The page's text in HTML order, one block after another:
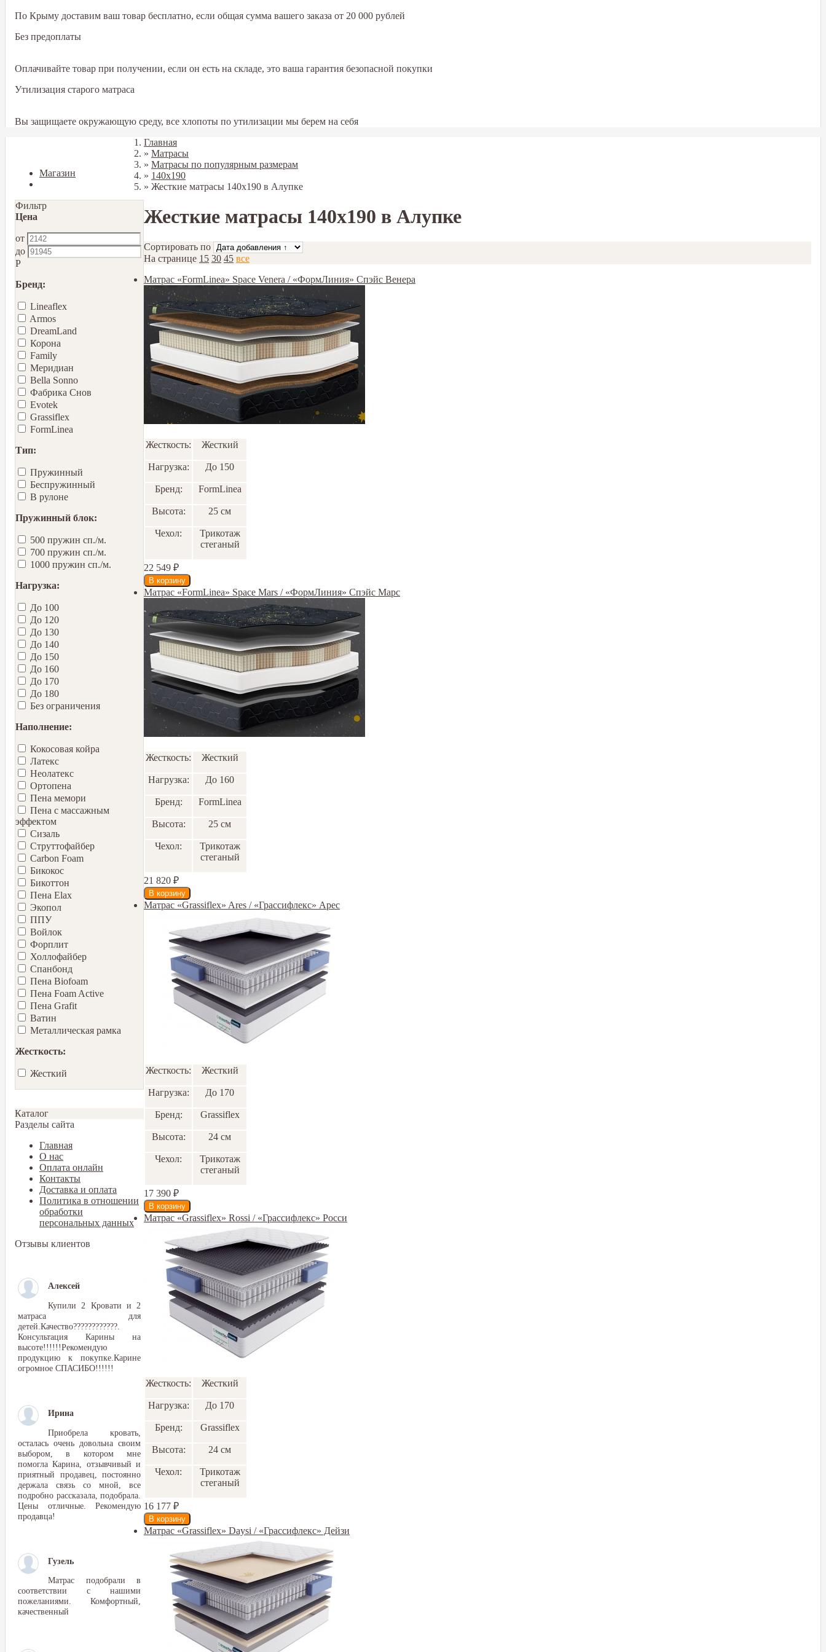
По Крыму доставим ваш товар бесплатно, если общая сумма вашего заказа от 20 000 рублей
Без предоплаты
Оплачивайте товар при получении, если он есть на складе, это ваша гарантия безопасной покупки
Утилизация старого матраса
Вы защищаете окружающую среду, все хлопоты по утилизации мы берем на себя
Магазин
Фильтр
Цена
от
до
Р
Бренд:
Lineaflex
Armos
DreamLand
Корона
Family
Меридиан
Bella Sonno
Фабрика Снов
Еvotek
Grassiflex
FormLinea
Тип:
Пружинный
Беспружинный
В рулоне
Пружинный блок:
500 пружин сп./м.
700 пружин сп./м.
1000 пружин сп./м.
Нагрузка:
До 100
До 120
До 130
До 140
До 150
До 160
До 170
До 180
Без ограничения
Наполнение:
Кокосовая койра
Латекс
Неолатекс
Ортопена
Пена мемори
Пена с массажным
эффектом
Сизаль
Струттофайбер
Carbon Foam
Бикокос
Бикоттон
Пена Elax
Экопол
ППУ
Войлок
Форплит
Холлофайбер
Спанбонд
Пена Biofoam
Пена Foam Active
Пена Grafit
Ватин
Металлическая рамка
Жесткость:
Жесткий
Каталог
Разделы сайта
Главная
О нас
Оплата онлайн
Контакты
Доставка и оплата
Политика в отношении
обработки
персональных данных
Отзывы клиентов
Алексей
Купили 2 Кровати и 2
матраса для
детей.Качество????????????.
Консультация Карины на
высоте!!!!!!Рекомендую
продукцию к покупке.Карине
огромное СПАСИБО!!!!!!
Ирина
Приобрела кровать,
осталась очень довольна своим
выбором, в котором мне
помогла Карина, отзывчивый и
приятный продавец, постоянно
держала связь со мной, все
подробно рассказала, подобрала.
Цены отличные. Рекомендую
продавца!
Гузель
Матрас подобрали в
соответствии с нашими
пожеланиями. Комфортный,
качественный
Главная
» Матрасы
» Матрасы по популярным размерам
» 140x190
» Жесткие матрасы 140х190 в Алупке
Жесткие матрасы 140х190 в Алупке
Сортировать по
На странице 15 30 45 все
Матрас «FormLinea» Space Venera / «ФормЛиния» Спэйс Венера
Жесткость: Жесткий
Нагрузка: До 150
Бренд: FormLinea
Высота: 25 см
Чехол:
Трикотаж
стеганый
22 549 ₽
Матрас «FormLinea» Space Mars / «ФормЛиния» Спэйс Марс
Жесткость: Жесткий
Нагрузка: До 160
Бренд: FormLinea
Высота: 25 см
Чехол:
Трикотаж
стеганый
21 820 ₽
Матрас «Grassiflex» Ares / «Грассифлекс» Арес
Жесткость: Жесткий
Нагрузка: До 170
Бренд: Grassiflex
Высота: 24 см
Чехол:
Трикотаж
стеганый
17 390 ₽
Матрас «Grassiflex» Rossi / «Грассифлекс» Росси
Жесткость: Жесткий
Нагрузка: До 170
Бренд: Grassiflex
Высота: 24 см
Чехол:
Трикотаж
стеганый
16 177 ₽
Матрас «Grassiflex» Daysi / «Грассифлекс» Дейзи